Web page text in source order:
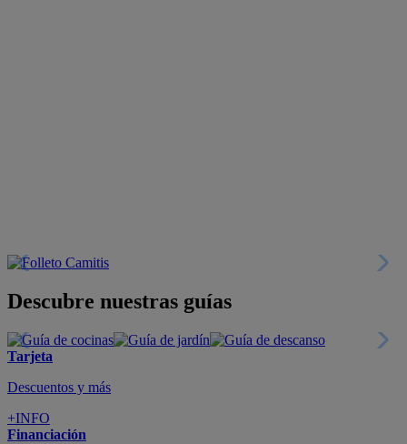
Descubre nuestras guías
Tarjeta
Descuentos y más
+INFO
Financiación